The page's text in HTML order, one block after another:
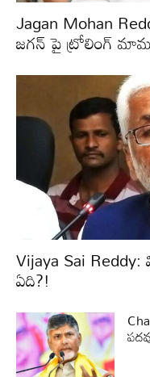
Jagan Mohan
జగన్ పై ట్రోలింగ్
Vijaya Sai
ఏది?!